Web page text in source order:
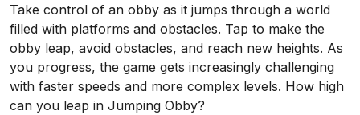
Take control of an obby as it jumps through a world
filled with platforms and obstacles. Tap to make the
obby leap, avoid obstacles, and reach new heights. As
you progress, the game gets increasingly challenging
with faster speeds and more complex levels. How high
can you leap in Jumping Obby?